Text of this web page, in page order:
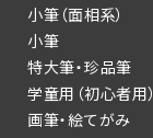
小筆（面相系）
小筆
特大筆・珍品筆
学童用（初心者用）
画筆・絵てがみ